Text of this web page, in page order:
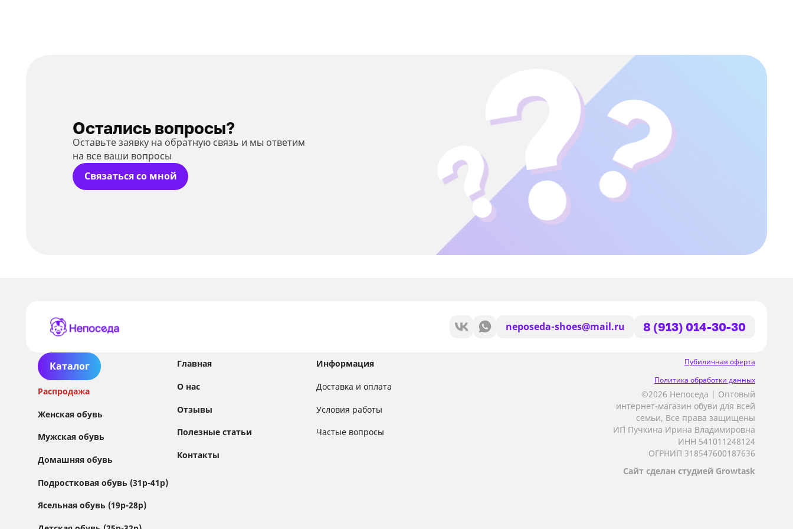
Остались вопросы?
Оставьте заявку на обратную связь и мы ответим
на все ваши вопросы
Связаться со мной
neposeda-shoes@mail.ru 8 (913) 014-30-30
Каталог
Распродажа
Женская обувь
Мужская обувь
Домашняя обувь
Подростковая обувь (31р-41р)
Ясельная обувь (19р-28р)
Главная
О нас
Отзывы
Полезные статьи
Контакты
Информация
Доставка и оплата
Условия работы
Частые вопросы
Пубиличная оферта
Политика обработки данных
©2026 Непоседа | Оптовый
интернет-магазин обуви для всей
семьи, Все права защищены
ИП Пучкина Ирина Владимировна
ИНН 541011248124
ОГРНИП 318547600187636
Сайт сделан студией Growtask
Сайт использует файлы Cookie
сервисы (Yandex.Metrica и AppMetrica) для